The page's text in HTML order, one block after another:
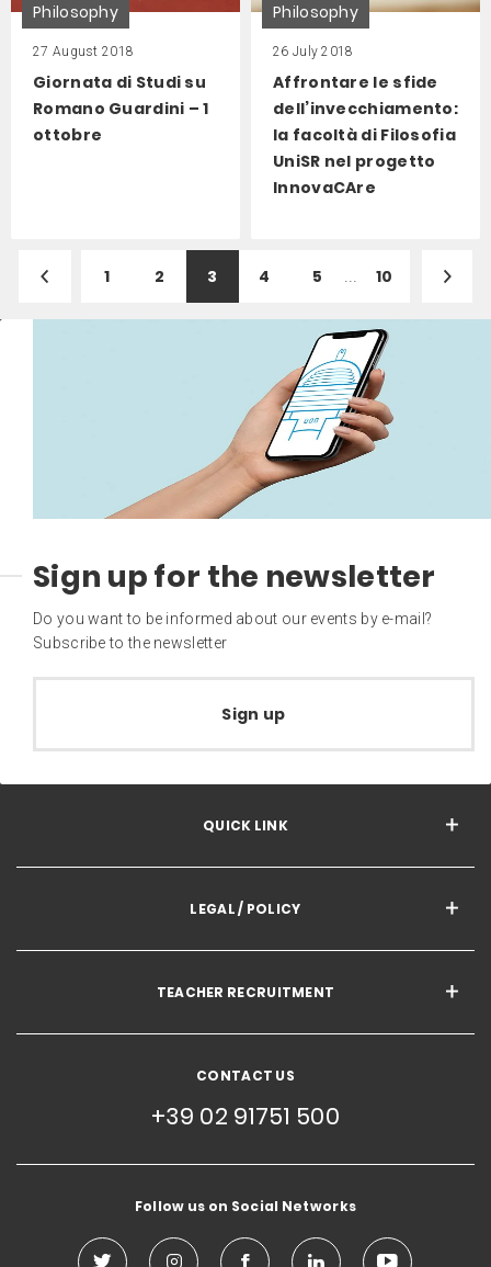
Philosophy
27 August 2018
Giornata di Studi su
Romano Guardini – 1
ottobre
Philosophy
26 July 2018
Affrontare le sfide
dell’invecchiamento:
la facoltà di Filosofia
UniSR nel progetto
InnovaCAre
1 2 3 4 5 ... 10
Sign up for the newsletter
Do you want to be informed about our events by e-mail?
Subscribe to the newsletter
Sign up
QUICK LINK
LEGAL / POLICY
TEACHER RECRUITMENT
CONTACT US
+39 02 91751 500
Follow us on Social Networks